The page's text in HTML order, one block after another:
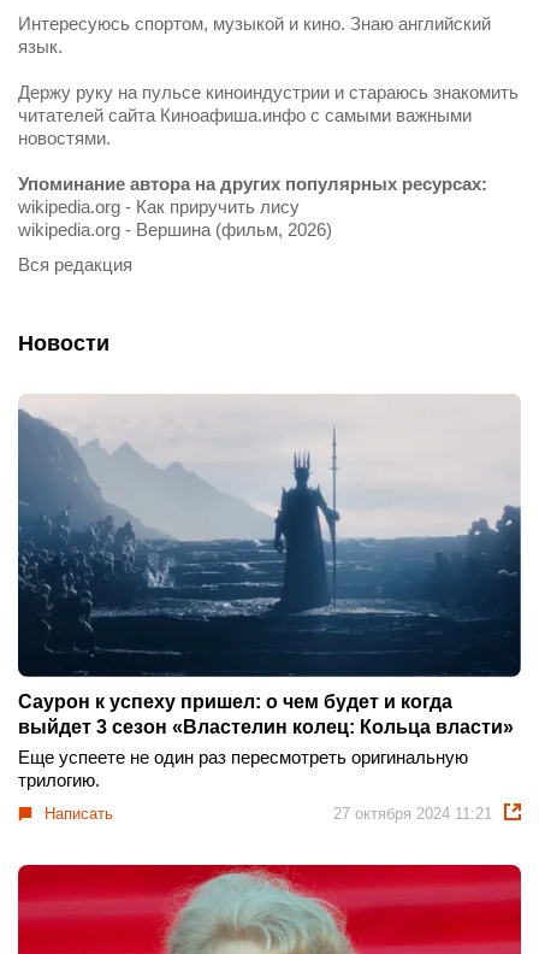
Интересуюсь спортом, музыкой и кино. Знаю английский
язык.
Держу руку на пульсе киноиндустрии и стараюсь знакомить
читателей сайта Киноафиша.инфо с самыми важными
новостями.
Упоминание автора на других популярных ресурсах:
wikipedia.org - Как приручить лису
wikipedia.org - Вершина (фильм, 2026)
Вся редакция
Новости
Саурон к успеху пришел: о чем будет и когда
выйдет 3 сезон «Властелин колец: Кольца власти»
Еще успеете не один раз пересмотреть оригинальную
трилогию.
Написать 27 октября 2024 11:21